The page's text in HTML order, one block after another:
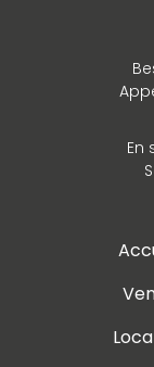
En